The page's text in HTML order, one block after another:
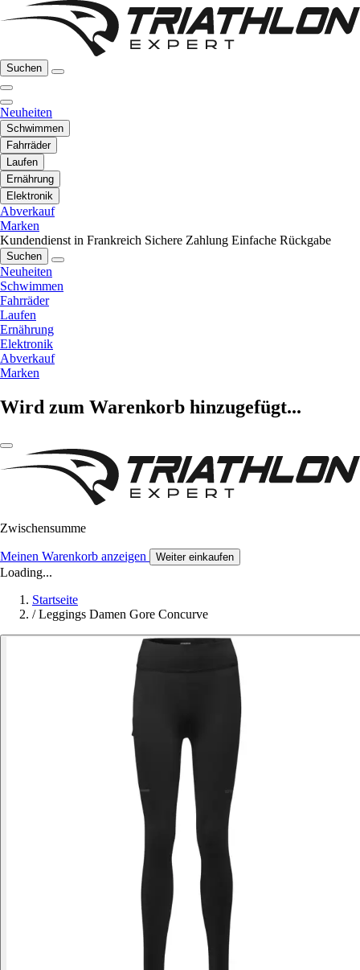
Suchen
Neuheiten
Schwimmen
Fahrräder
Laufen
Ernährung
Elektronik
Abverkauf
Marken
Kundendienst in Frankreich Sichere Zahlung Einfache Rückgabe
Suchen
Neuheiten
Schwimmen
Fahrräder
Laufen
Ernährung
Elektronik
Abverkauf
Marken
Wird zum Warenkorb hinzugefügt...
Zwischensumme
Meinen Warenkorb anzeigen Weiter einkaufen
Loading...
Startseite
/ Leggings Damen Gore Concurve